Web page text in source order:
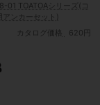
01 TOATOAシリーズ(コ
アンカーセット)
カタログ価格
620円